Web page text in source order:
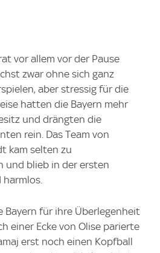
vor allem vor der Pause
zwar ohne sich ganz
aber stressig für die
hatten die Bayern mehr
und drängten die
rein. Das Team von
kam selten zu
und blieb in der ersten
harmlos.
Bayern für ihre Überlegenheit
einer Ecke von Olise parierte
erst noch einen Kopfball